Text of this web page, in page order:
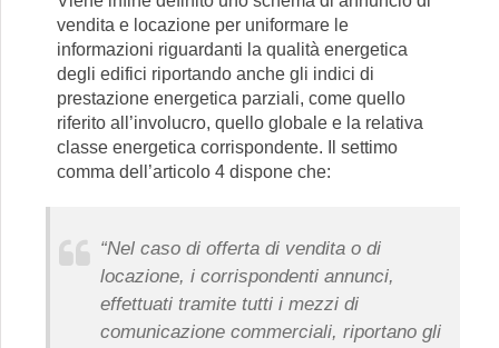
vendita e locazione per uniformare le
informazioni riguardanti la qualità energetica
degli edifici riportando anche gli indici di
prestazione energetica parziali, come quello
riferito all’involucro, quello globale e la relativa
classe energetica corrispondente. Il settimo
comma dell’articolo 4 dispone che:
“Nel caso di offerta di vendita o di
locazione, i corrispondenti annunci,
effettuati tramite tutti i mezzi di
comunicazione commerciali, riportano gli